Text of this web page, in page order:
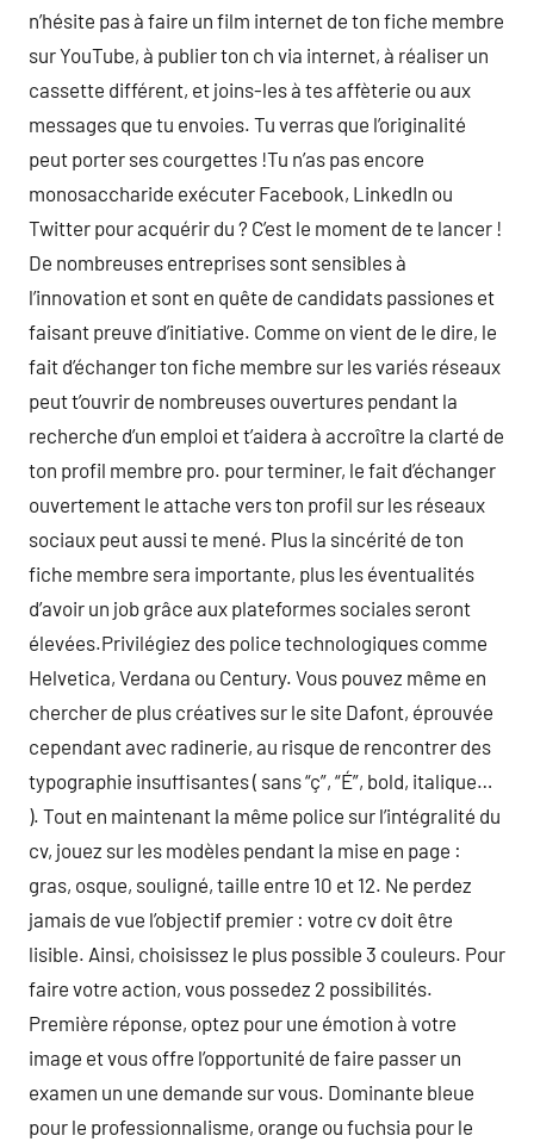
n’hésite pas à faire un film internet de ton fiche membre
sur YouTube, à publier ton ch via internet, à réaliser un
cassette différent, et joins-les à tes affèterie ou aux
messages que tu envoies. Tu verras que l’originalité
peut porter ses courgettes !Tu n’as pas encore
monosaccharide exécuter Facebook, LinkedIn ou
Twitter pour acquérir du ? C’est le moment de te lancer !
De nombreuses entreprises sont sensibles à
l’innovation et sont en quête de candidats passiones et
faisant preuve d’initiative. Comme on vient de le dire, le
fait d’échanger ton fiche membre sur les variés réseaux
peut t’ouvrir de nombreuses ouvertures pendant la
recherche d’un emploi et t’aidera à accroître la clarté de
ton profil membre pro. pour terminer, le fait d’échanger
ouvertement le attache vers ton profil sur les réseaux
sociaux peut aussi te mené. Plus la sincérité de ton
fiche membre sera importante, plus les éventualités
d’avoir un job grâce aux plateformes sociales seront
élevées.Privilégiez des police technologiques comme
Helvetica, Verdana ou Century. Vous pouvez même en
chercher de plus créatives sur le site Dafont, éprouvée
cependant avec radinerie, au risque de rencontrer des
typographie insuffisantes ( sans “ç”, “É”, bold, italique…
). Tout en maintenant la même police sur l’intégralité du
cv, jouez sur les modèles pendant la mise en page :
gras, osque, souligné, taille entre 10 et 12. Ne perdez
jamais de vue l’objectif premier : votre cv doit être
lisible. Ainsi, choisissez le plus possible 3 couleurs. Pour
faire votre action, vous possedez 2 possibilités.
Première réponse, optez pour une émotion à votre
image et vous offre l’opportunité de faire passer un
examen un une demande sur vous. Dominante bleue
pour le professionnalisme, orange ou fuchsia pour le